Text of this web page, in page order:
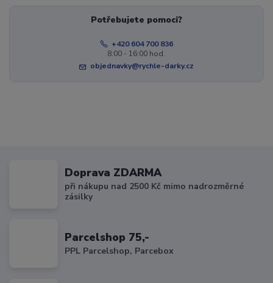
Potřebujete pomoci?
+420 604 700 836
8:00 - 16:00 hod.
objednavky@rychle-darky.cz
Doprava ZDARMA
při nákupu nad 2500 Kč mimo nadrozměrné
zásilky
Parcelshop 75,-
PPL Parcelshop, Parcebox